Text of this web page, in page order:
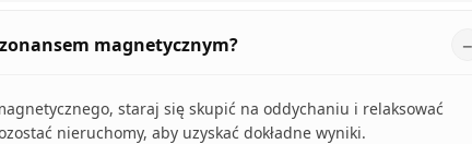
magnetycznym?
staraj się skupić na oddychaniu i relaksować
nieruchomy, aby uzyskać dokładne wyniki.